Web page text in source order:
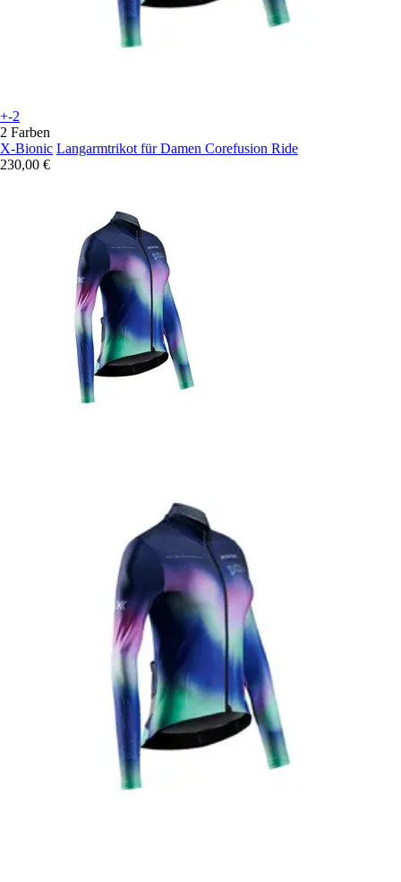
+-2
2 Farben
X-Bionic Langarmtrikot für Damen Corefusion Ride
230,00 €